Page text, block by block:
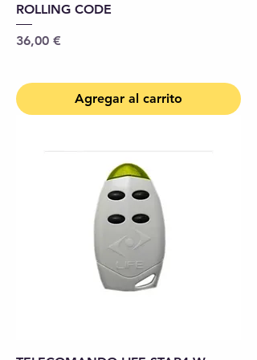
ROLLING CODE
Precio
36,00 €
Agregar al carrito